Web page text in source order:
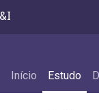
-
Início Estudo